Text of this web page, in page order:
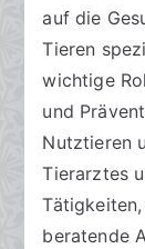
auf die
Tieren
wichtige
und
Nutztieren
Tierarztes
beratende